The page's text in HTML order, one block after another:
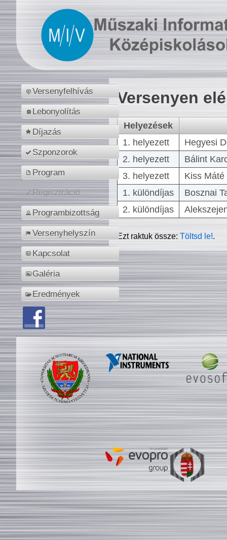
Versenyfelhívás
Lebonyolítás
Díjazás
Szponzorok
Program
Regisztráció
Programbizottság
Versenyhelyszín
Kapcsolat
Galéria
Eredmények
Versenyen
Helyezések
1. helyezett
Hegyesi
2. helyezett
Bálint
3. helyezett
Kiss
1. különdíjas
Bosznai
2. különdíjas
Ezt raktuk össze:Töltsd le!.